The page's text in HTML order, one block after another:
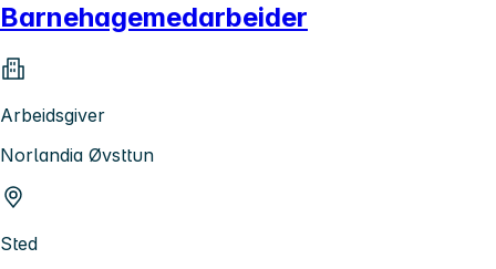
Barnehagemedarbeider
Arbeidsgiver
Norlandia Øvsttun
Sted